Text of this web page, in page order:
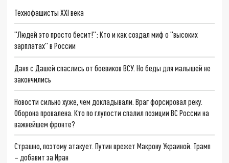
Технофашисты XXI века
"Людей это просто бесит!": Кто и как создал миф о "высоких
зарплатах" в России
Даня с Дашей спаслись от боевиков ВСУ. Но беды для малышей не
закончились
Новости сильно хуже, чем докладывали. Враг форсировал реку.
Оборона провалена. Кто по глупости спалил позиции ВС России на
важнейшем фронте?
Страшно, поэтому атакует. Путин врежет Макрону Украиной. Трамп
– добавит за Иран